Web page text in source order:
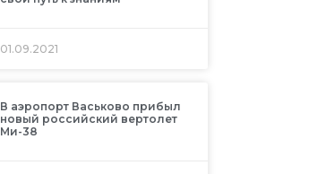
01.09.2021
В аэропорт Васьково прибыл
новый российский вертолет
Ми-38